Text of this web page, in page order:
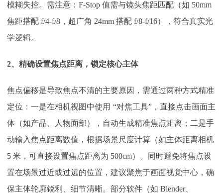
模糊失控。需注意：F-Stop 值需与镜头焦距匹配（如 50mm
焦距搭配 f/4-f/8，超广角 24mm 搭配 f/8-f/16），符合真实光
学逻辑。​
2、 精确设置焦点距离，锁定核心主体
焦点偏移是导致焦点不清的主要原因，需通过两种方式精准
定位：一是在相机视图中使用 “对焦工具”，直接点击画面主
体（如产品、人物面部），自动生成精准焦点距离；二是手
动输入焦点距离数值，根据场景尺度计算（如主体距离相机
5 米，可直接设置焦点距离为 500cm）。同时避免将焦点设
置在场景过近或过远的位置，建议聚焦于画面视觉中心，确
保主体轮廓锐利、细节清晰。部分软件（如 Blender、